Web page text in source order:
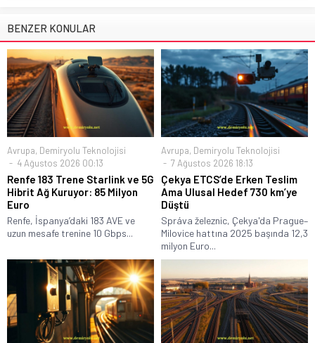
BENZER KONULAR
Avrupa, Demiryolu Teknolojisi
4 Ağustos 2026 00:13
Renfe 183 Trene Starlink ve 5G
Hibrit Ağ Kuruyor: 85 Milyon
Euro
Renfe, İspanya’daki 183 AVE ve
uzun mesafe trenine 10 Gbps...
Avrupa, Demiryolu Teknolojisi
7 Ağustos 2026 18:13
Çekya ETCS’de Erken Teslim
Ama Ulusal Hedef 730 km’ye
Düştü
Správa železnic, Çekya'da Prague–
Milovice hattına 2025 başında 12,3
milyon Euro...